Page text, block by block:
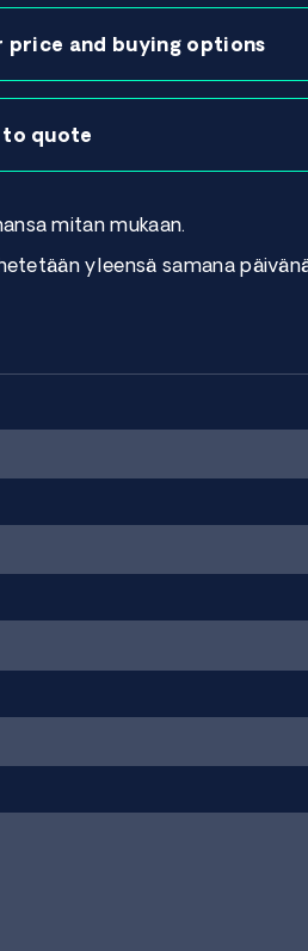
and buying options
to quote
mitan mukaan.
yleensä samana